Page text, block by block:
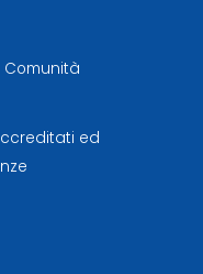
Comunità
ed